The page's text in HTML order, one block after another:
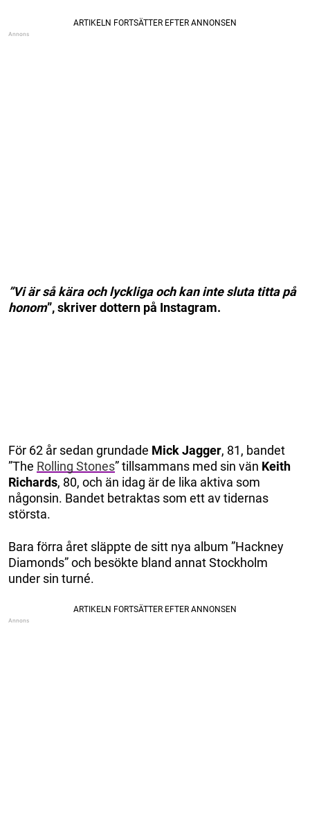
”Vi är så kära och lyckliga och kan inte sluta titta på
honom”, skriver dottern på Instagram.
För 62 år sedan grundade Mick Jagger, 81, bandet
”The Rolling Stones” tillsammans med sin vän Keith
Richards, 80, och än idag är de lika aktiva som
någonsin. Bandet betraktas som ett av tidernas
största.
Bara förra året släppte de sitt nya album ”Hackney
Diamonds” och besökte bland annat Stockholm
under sin turné.